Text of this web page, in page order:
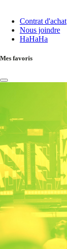
Contrat d'achat
Nous joindre
HaHaHa
Mes favoris